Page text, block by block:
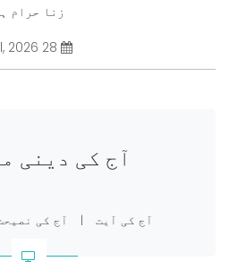
زنا حرام
آج کی دینی
آج کی آیت | آج کی